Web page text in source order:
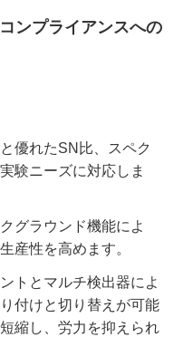
ンプライアンスへの
優れたSN比、スペク
験ニーズに対応しま
グラウンド機能によ
産性を高めます。
トとマルチ検出器によ
付けと切り替えが可能
縮し、労力を抑えられ